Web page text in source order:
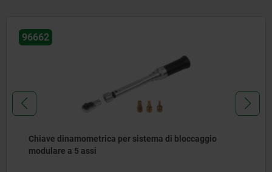
per sistema di bloccaggio UNILOCK Modulo